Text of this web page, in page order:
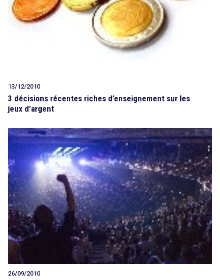
13/12/2010
3 décisions récentes riches d’enseignement sur les
jeux d’argent
26/09/2010